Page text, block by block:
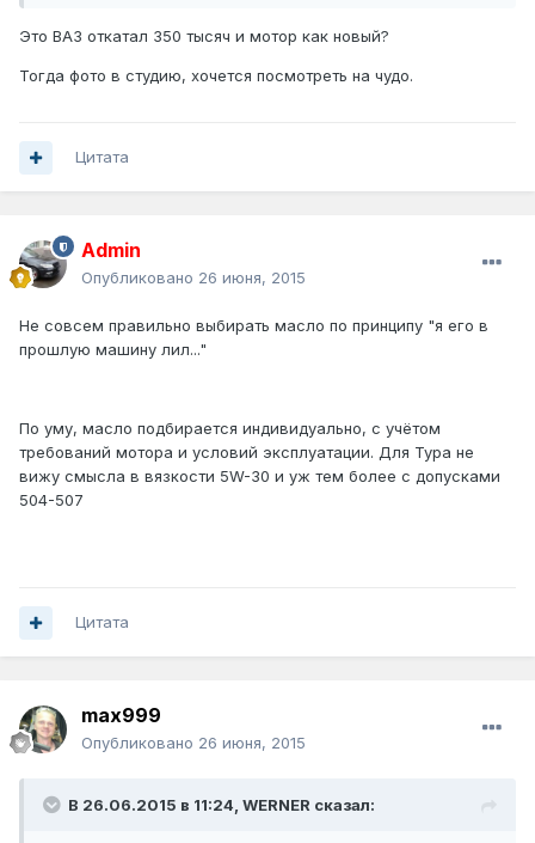
Это ВАЗ откатал 350 тысяч и мотор как новый?
Тогда фото в студию, хочется посмотреть на чудо.
Цитата
Admin
Опубликовано 26 июня, 2015
Не совсем правильно выбирать масло по принципу "я его в
прошлую машину лил..."
По уму, масло подбирается индивидуально, с учётом
требований мотора и условий эксплуатации. Для Тура не
вижу смысла в вязкости 5W-30 и уж тем более с допусками
504-507
Цитата
max999
Опубликовано 26 июня, 2015
В 26.06.2015 в 11:24, WERNER сказал: